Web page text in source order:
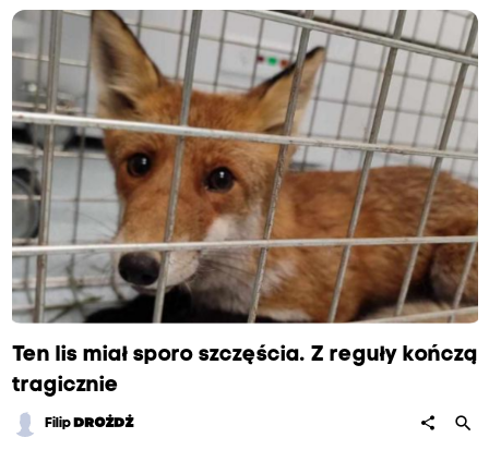
Ten lis miał sporo szczęścia. Z reguły kończą
tragicznie
Filip DROŻDŻ share search